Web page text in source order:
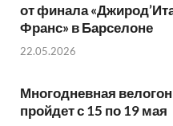
от финала
Франс» в Барселоне
22.05.2026
Многодневная
пройдет с 15 по 19 мая